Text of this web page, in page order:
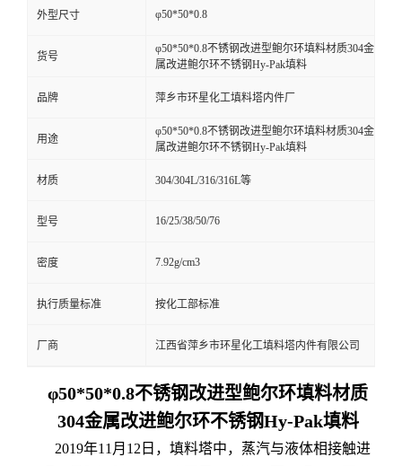
外型尺寸 φ50*50*0.8
货号
φ50*50*0.8不锈钢改进型鲍尔环填料材质304金
属改进鲍尔环不锈钢Hy-Pak填料
品牌 萍乡市环星化工填料塔内件厂
用途
φ50*50*0.8不锈钢改进型鲍尔环填料材质304金
属改进鲍尔环不锈钢Hy-Pak填料
材质 304/304L/316/316L等
型号 16/25/38/50/76
密度 7.92g/cm3
执行质量标准 按化工部标准
厂商 江西省萍乡市环星化工填料塔内件有限公司
φ50*50*0.8不锈钢改进型鲍尔环填料材质
304金属改进鲍尔环不锈钢Hy-Pak填料
2019年11月12日，填料塔中，蒸汽与液体相接触进